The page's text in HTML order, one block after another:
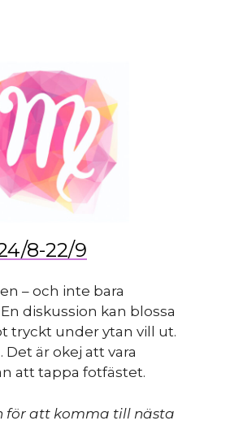
8-22/9
– och inte bara
diskussion kan blossa
tryckt under ytan vill ut.
Det är okej att vara
att tappa fotfästet.
för att komma till nästa